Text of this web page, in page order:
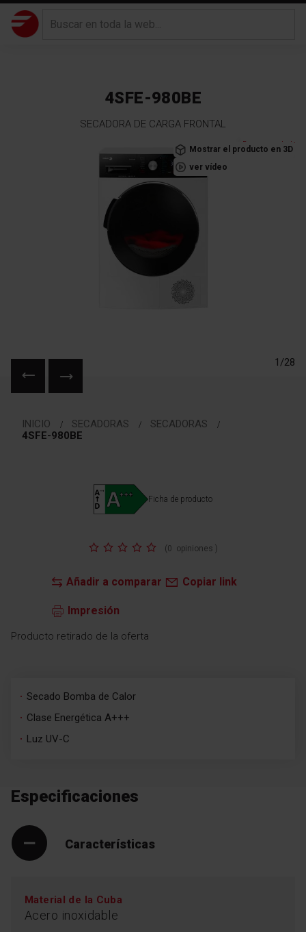
4SFE-980BE
SECADORA DE CARGA FRONTAL
Mostrar el producto en 3D
ver vídeo
1/28
Recomendado
comienzo
INICIO SECADORAS
SECADORAS
4SFE-980BE
Añadir a comparar Copiar link
Impresión
Producto retirado de la oferta
Valoración: (0 opiniones )
Ficha de producto
Secado Bomba de Calor
Clase Energética A+++
Luz UV-C
Especificaciones
Características
Material de la Cuba
Acero inoxidable